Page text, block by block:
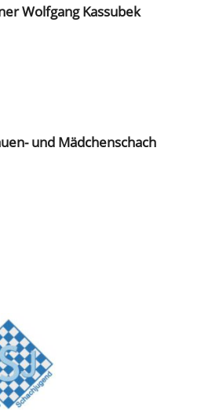
Wolfgang Kassubek
und Mädchenschach